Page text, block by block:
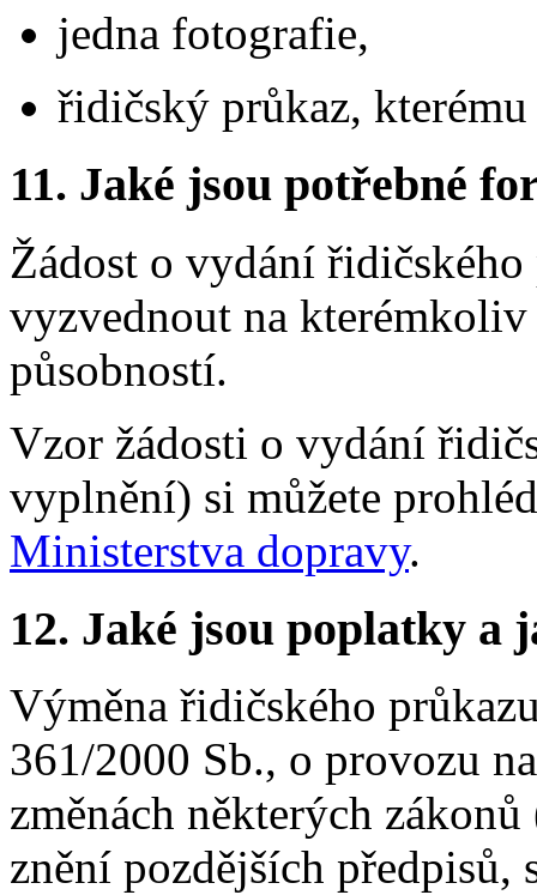
jedna fotografie,
řidičský průkaz,
11. Jaké jsou potřebné
Žádost o vydání
vyzvednout na
působností.
Vzor žádosti o vydání
vyplnění) si můžete
Ministerstva dopravy.
12. Jaké jsou poplatky a
Výměna řidičského
361/2000 Sb., o provozu
změnách některých
znění pozdějších předpisů,